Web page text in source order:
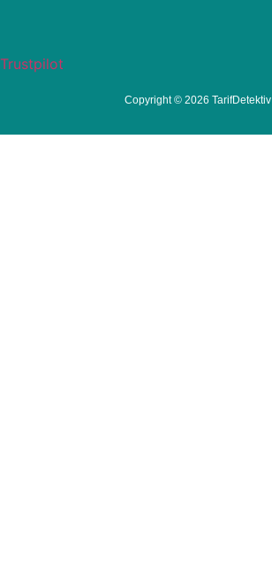
Trustpilot
Copyright © 2026 TarifDetektiv